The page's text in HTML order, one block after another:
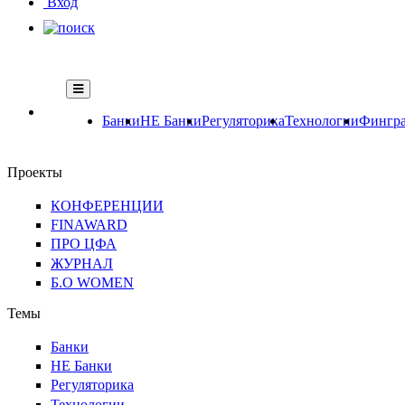
БанкиНЕ БанкиРегуляторикаТехнологии
Проекты
КОНФЕРЕНЦИИ
FINAWARD
ПРО ЦФА
ЖУРНАЛ
Б.О WOMEN
Темы
Банки
НЕ Банки
Регуляторика